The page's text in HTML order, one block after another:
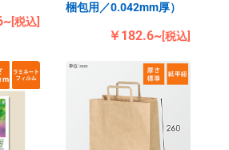
[税込]
梱包用／0.042mm厚）
￥182.6~[税込]